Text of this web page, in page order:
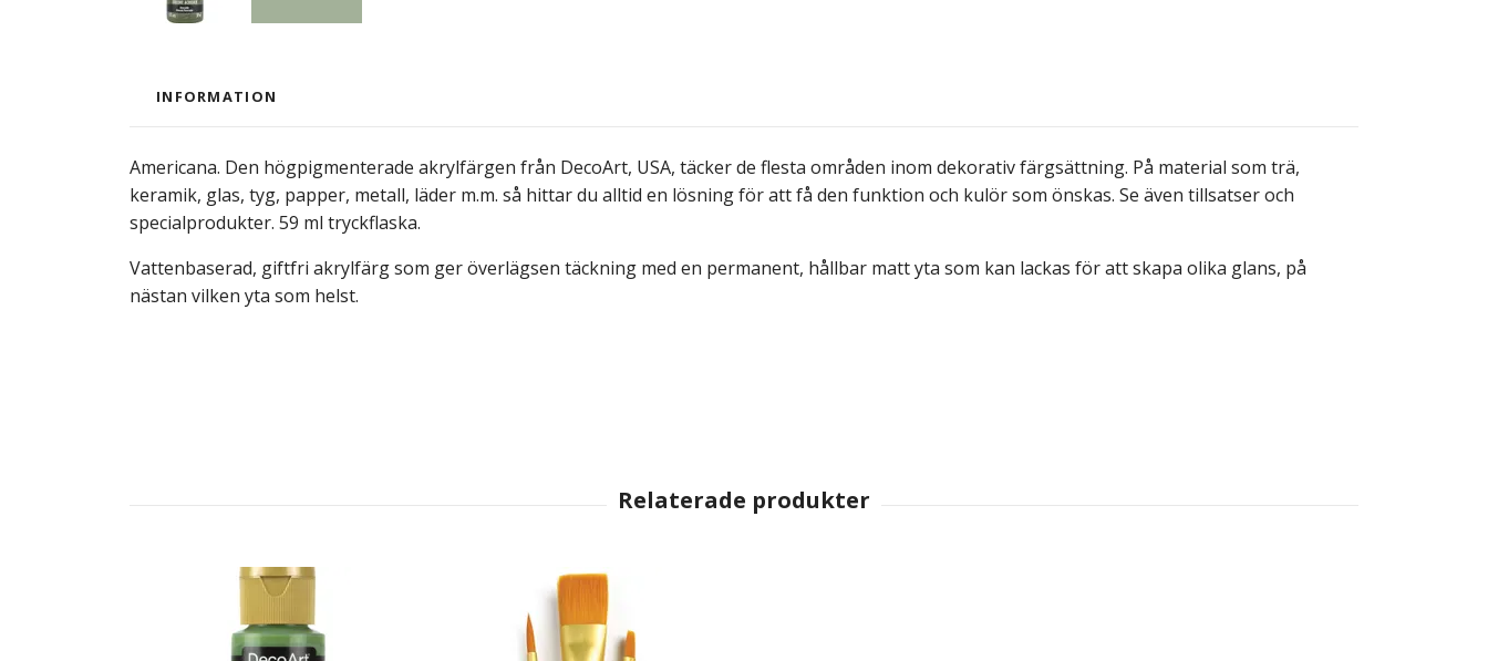
INFORMATION
Americana. Den högpigmenterade akrylfärgen från DecoArt, USA, täcker de flesta områden inom dekorativ färgsättning. På material som trä,
keramik, glas, tyg, papper, metall, läder m.m. så hittar du alltid en lösning för att få den funktion och kulör som önskas. Se även tillsatser och
specialprodukter. 59 ml tryckflaska.
Vattenbaserad, giftfri akrylfärg som ger överlägsen täckning med en permanent, hållbar matt yta som kan lackas för att skapa olika glans, på
nästan vilken yta som helst.